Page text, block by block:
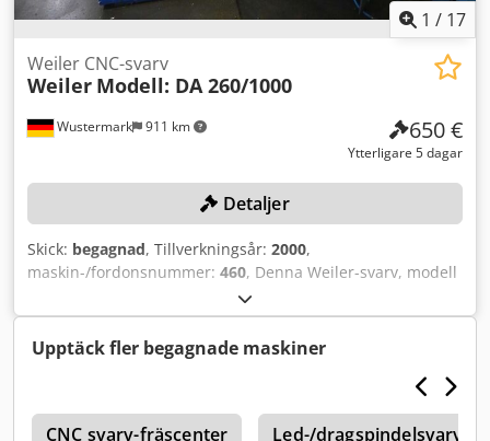
1 / 17
Wustermark 911 km
Weiler CNC-svarv
Weiler Modell: DA 260/1000
650 €
Ytterligare 5 dagar
Detaljer
Skick: begagnad, Tillverkningsår: 2000,
maskin-/fordonsnummer: 460, Denna Weiler-svarv, modell
DA 260/1000, kommer att auktioneras ut online i vår
industriauktion/maskinauktion i samband med
nedläggningen av J&S GmbH Automotive Technology – BGA
– verkstadsutrustning, verktyg, lagerutrustning, material,
kontor, restauranginredning. Du hittar detta och många
andra objekt på vår plattform. Chodpfx Aljzp Dbhsgea
Upptäck fler begagnade maskiner
CNC svarv-fräscenter Led-/dragspindelsvarv,